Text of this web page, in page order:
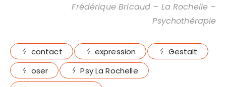
Frédérique Bricaud – La Rochelle –
Psychothérapie
contact expression
Gestalt
oser
Psy La Rochelle